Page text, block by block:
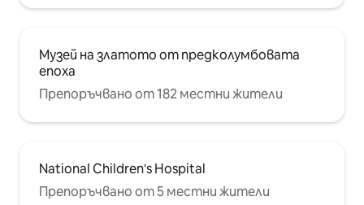
Музей на златото от предколумбовата
епоха
Препоръчвано от 182 местни жители
National Children's Hospital
Препоръчвано от 5 местни жители